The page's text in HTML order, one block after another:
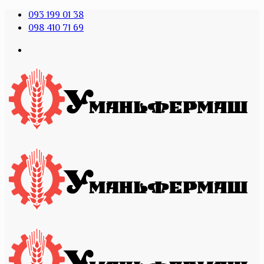
093 199 01 38
098 410 71 69